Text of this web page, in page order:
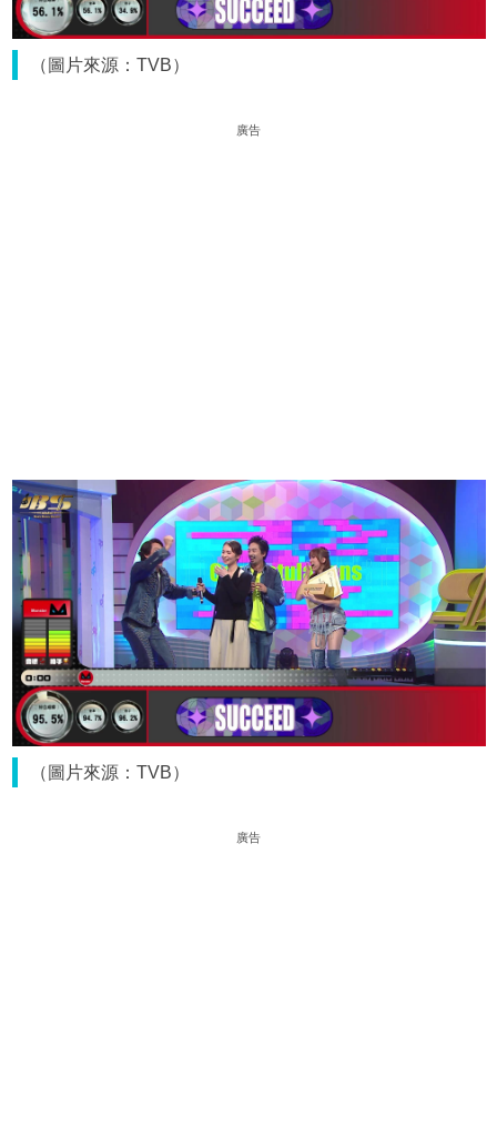
（圖片來源：TVB）
廣告
（圖片來源：TVB）
廣告